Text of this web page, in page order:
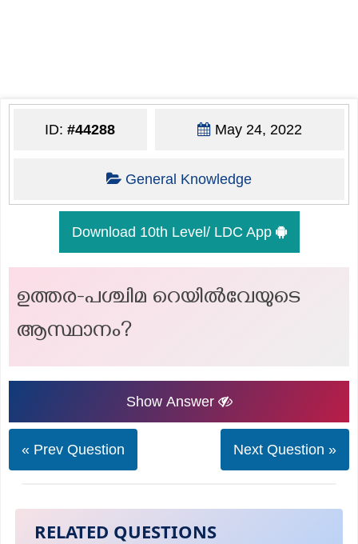
ID:#44288 May 24, 2022
General Knowledge
Download 10th Level/ LDC App
ഉത്തര-പശ്ചിമ റെയിൽവേയുടെ
ആസ്ഥാനം?
Show Answer
« Prev Question Next Question »
RELATED QUESTIONS